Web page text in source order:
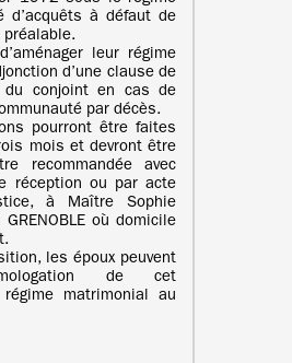
d’acquêts à défaut de
préalable.
leur régime
d’une clause de
du conjoint en cas de
par décès.
pourront être faites
mois et devront être
recommandée avec
réception ou par acte
à Maître Sophie
GRENOBLE où domicile
les époux peuvent
de cet
matrimonial au